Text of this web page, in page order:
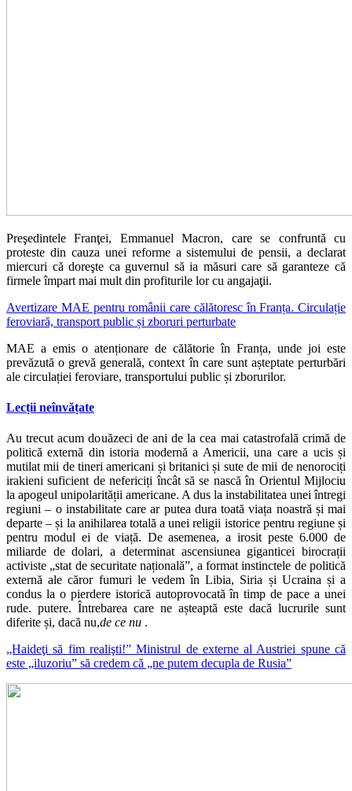
Preşedintele Franţei, Emmanuel Macron, care se confruntă cu
proteste din cauza unei reforme a sistemului de pensii, a declarat
miercuri că doreşte ca guvernul să ia măsuri care să garanteze că
firmele împart mai mult din profiturile lor cu angajaţii.
Avertizare MAE pentru românii care călătoresc în Franța. Circulație
feroviară, transport public și zboruri perturbate
MAE a emis o atenționare de călătorie în Franța, unde joi este
prevăzută o grevă generală, context în care sunt așteptate perturbări
ale circulației feroviare, transportului public și zborurilor.
Lecții neînvățate
Au trecut acum douăzeci de ani de la cea mai catastrofală crimă de
politică externă din istoria modernă a Americii, una care a ucis și
mutilat mii de tineri americani și britanici și sute de mii de nenorociți
irakieni suficient de nefericiți încât să se nască în Orientul Mijlociu
la apogeul unipolarității americane. A dus la instabilitatea unei întregi
regiuni – o instabilitate care ar putea dura toată viața noastră și mai
departe – și la anihilarea totală a unei religii istorice pentru regiune și
pentru modul ei de viață. De asemenea, a irosit peste 6.000 de
miliarde de dolari, a determinat ascensiunea giganticei birocrații
activiste „stat de securitate națională”, a format instinctele de politică
externă ale căror fumuri le vedem în Libia, Siria și Ucraina și a
condus la o pierdere istorică autoprovocată în timp de pace a unei
rude. putere. Întrebarea care ne așteaptă este dacă lucrurile sunt
diferite și, dacă nu,de ce nu .
„Haideţi să fim realişti!” Ministrul de externe al Austriei spune că
este „iluzoriu” să credem că „ne putem decupla de Rusia”